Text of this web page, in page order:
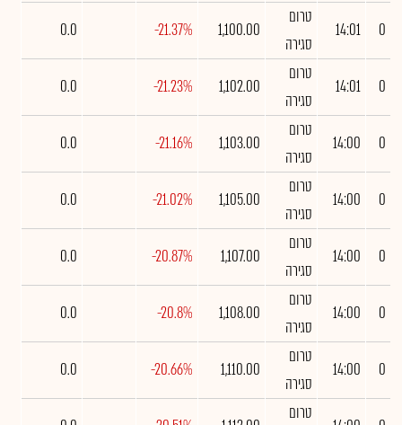
0
14:01
טרום
סגירה
1,100.00
-21.37%
0.0
0
14:01
טרום
סגירה
1,102.00
-21.23%
0.0
0
14:00
טרום
סגירה
1,103.00
-21.16%
0.0
0
14:00
טרום
סגירה
1,105.00
-21.02%
0.0
0
14:00
טרום
סגירה
1,107.00
-20.87%
0.0
0
14:00
טרום
סגירה
1,108.00
-20.8%
0.0
0
14:00
טרום
סגירה
1,110.00
-20.66%
0.0
טרום